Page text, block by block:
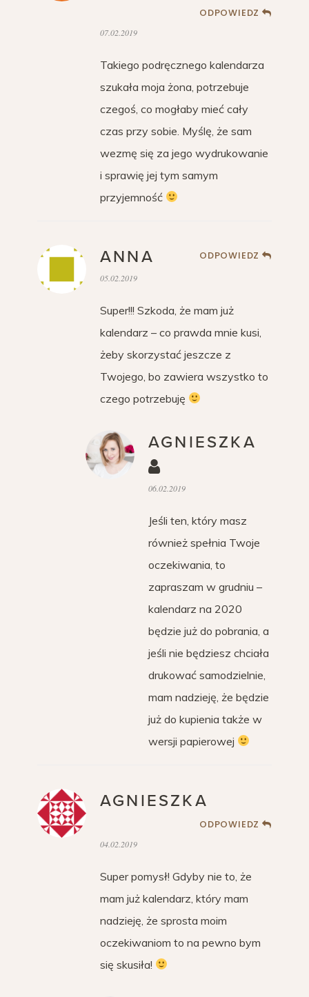
ODPOWIEDZ
07.02.2019
Takiego podręcznego kalendarza
szukała moja żona, potrzebuje
czegoś, co mogłaby mieć cały
czas przy sobie. Myślę, że sam
wezmę się za jego wydrukowanie
i sprawię jej tym samym
przyjemność
ANNA ODPOWIEDZ
05.02.2019
Super!!! Szkoda, że mam już
kalendarz – co prawda mnie kusi,
żeby skorzystać jeszcze z
Twojego, bo zawiera wszystko to
czego potrzebuję
AGNIESZKA
06.02.2019
Jeśli ten, który masz
również spełnia Twoje
oczekiwania, to
zapraszam w grudniu –
kalendarz na 2020
będzie już do pobrania, a
jeśli nie będziesz chciała
drukować samodzielnie,
mam nadzieję, że będzie
już do kupienia także w
wersji papierowej
AGNIESZKA
ODPOWIEDZ
04.02.2019
Super pomysł! Gdyby nie to, że
mam już kalendarz, który mam
nadzieję, że sprosta moim
oczekiwaniom to na pewno bym
się skusiła!